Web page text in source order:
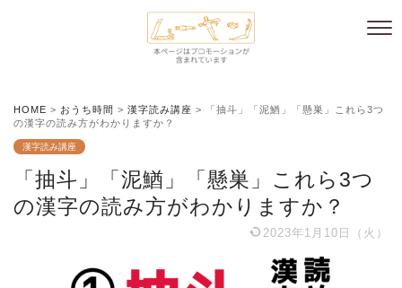
HOME > おうち時間 > 漢字読み講座 >
「抽斗」「泥鰌」「懸巣」これら3つ
の漢字の読み方がわかりますか？
漢字読み講座
「抽斗」「泥鰌」「懸巣」これら3つ
の漢字の読み方がわかりますか？
2023年1月10日（火）